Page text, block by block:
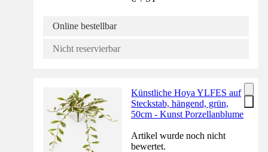
Online bestellbar
Nicht reservierbar
Künstliche Hoya YLFES auf
Steckstab, hängend, grün,
50cm - Kunst Porzellanblume
Artikel wurde noch nicht
bewertet.